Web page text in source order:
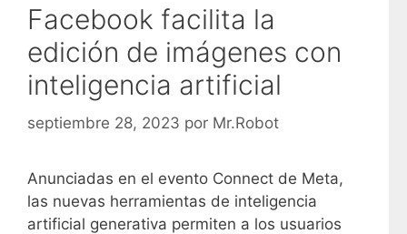
Facebook facilita la
edición de imágenes con
inteligencia artificial
septiembre 28, 2023 por Mr.Robot
Anunciadas en el evento Connect de Meta,
las nuevas herramientas de inteligencia
artificial generativa permiten a los usuarios